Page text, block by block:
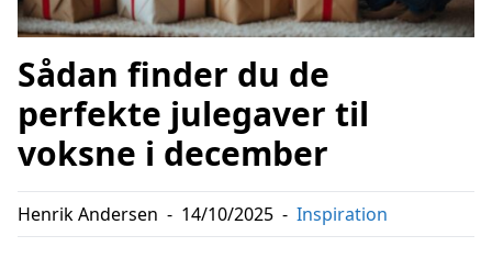
Sådan finder du de
perfekte julegaver til
voksne i december
Henrik Andersen - 14/10/2025 - Inspiration